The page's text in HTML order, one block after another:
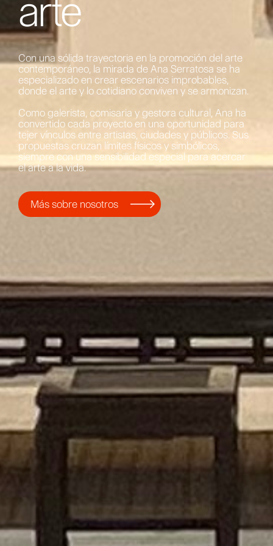
arte
Con una sólida trayectoria en la promoción del arte
contemporáneo, la mirada de Ana Serratosa se ha
especializado en crear escenarios improbables,
donde el arte y lo cotidiano conviven y se armonizan.
Como galerista, comisaria y gestora cultural, Ana ha
convertido cada proyecto en una oportunidad para
tejer vínculos entre artistas, ciudades y públicos. Sus
propuestas cruzan límites físicos y simbólicos,
siempre con una sensibilidad especial para acercar
el arte a la vida.
Más sobre nosotros